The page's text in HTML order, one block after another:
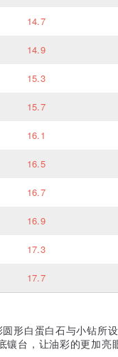
14.7
14.9
15.3
15.7
16.1
16.5
16.7
16.9
17.3
17.7
形白蛋白石与小钻所
镶台，让油彩的更加亮